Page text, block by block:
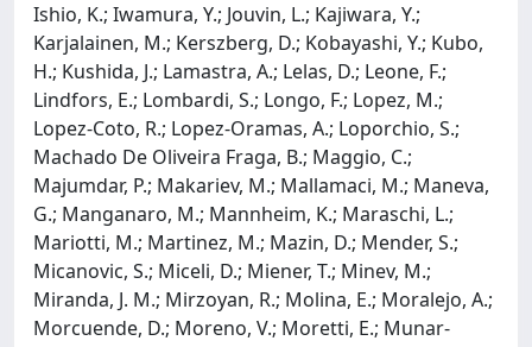
Ishio, K.; Iwamura, Y.; Jouvin, L.; Kajiwara, Y.;
Karjalainen, M.; Kerszberg, D.; Kobayashi, Y.; Kubo,
H.; Kushida, J.; Lamastra, A.; Lelas, D.; Leone, F.;
Lindfors, E.; Lombardi, S.; Longo, F.; Lopez, M.;
Lopez-Coto, R.; Lopez-Oramas, A.; Loporchio, S.;
Machado De Oliveira Fraga, B.; Maggio, C.;
Majumdar, P.; Makariev, M.; Mallamaci, M.; Maneva,
G.; Manganaro, M.; Mannheim, K.; Maraschi, L.;
Mariotti, M.; Martinez, M.; Mazin, D.; Mender, S.;
Micanovic, S.; Miceli, D.; Miener, T.; Minev, M.;
Miranda, J. M.; Mirzoyan, R.; Molina, E.; Moralejo, A.;
Morcuende, D.; Moreno, V.; Moretti, E.; Munar-